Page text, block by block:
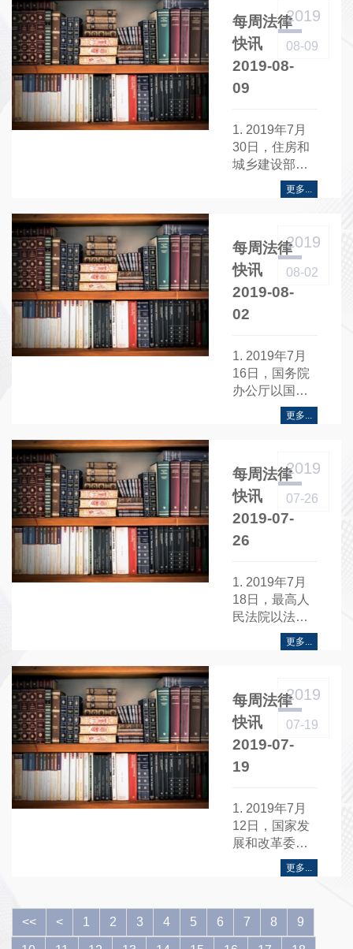
券交易所融资
融券交易实施
细则>涉及维持
担保比例若干
……
每周法律
快讯
2019-08-
09
2019
08-09
1. 2019年7月
30日，住房和
城乡建设部以
建办市函
〔2019〕438
和城乡建设部
办公厅关于部
分建设工程企
业资质延续审
诺制的通知》
更多...
每周法律
快讯
2019-08-
02
2019
08-02
1. 2019年7月
16日，国务院
办公厅以国办
发〔2019〕35
号发布《国务
加快推进社会
信用体系建设
构建以信用为
基础的新型监
意见》（以下
见》”）……
更多...
每周法律
快讯
2019-07-
26
2019
07-26
1. 2019年7月
18日，最高人
民法院以法释
〔2019〕11号
发布《最高人
止部分司法解
释（第十三
批）的决定》
（以下简
制作《决定》
应形势发展变
化，保证国家
法律统一正确
适用。《决
定》决定废止
释，废止的司
法解释自本
《决定》施行
更多...
每周法律
快讯
2019-07-
19
2019
07-19
1. 2019年7月
12日，国家发
展和改革委员
会以发改办外
资〔2019〕
家发展改革委
办公厅关于对
更多...
<< < 1 2 3 4 5 6 7 8 9